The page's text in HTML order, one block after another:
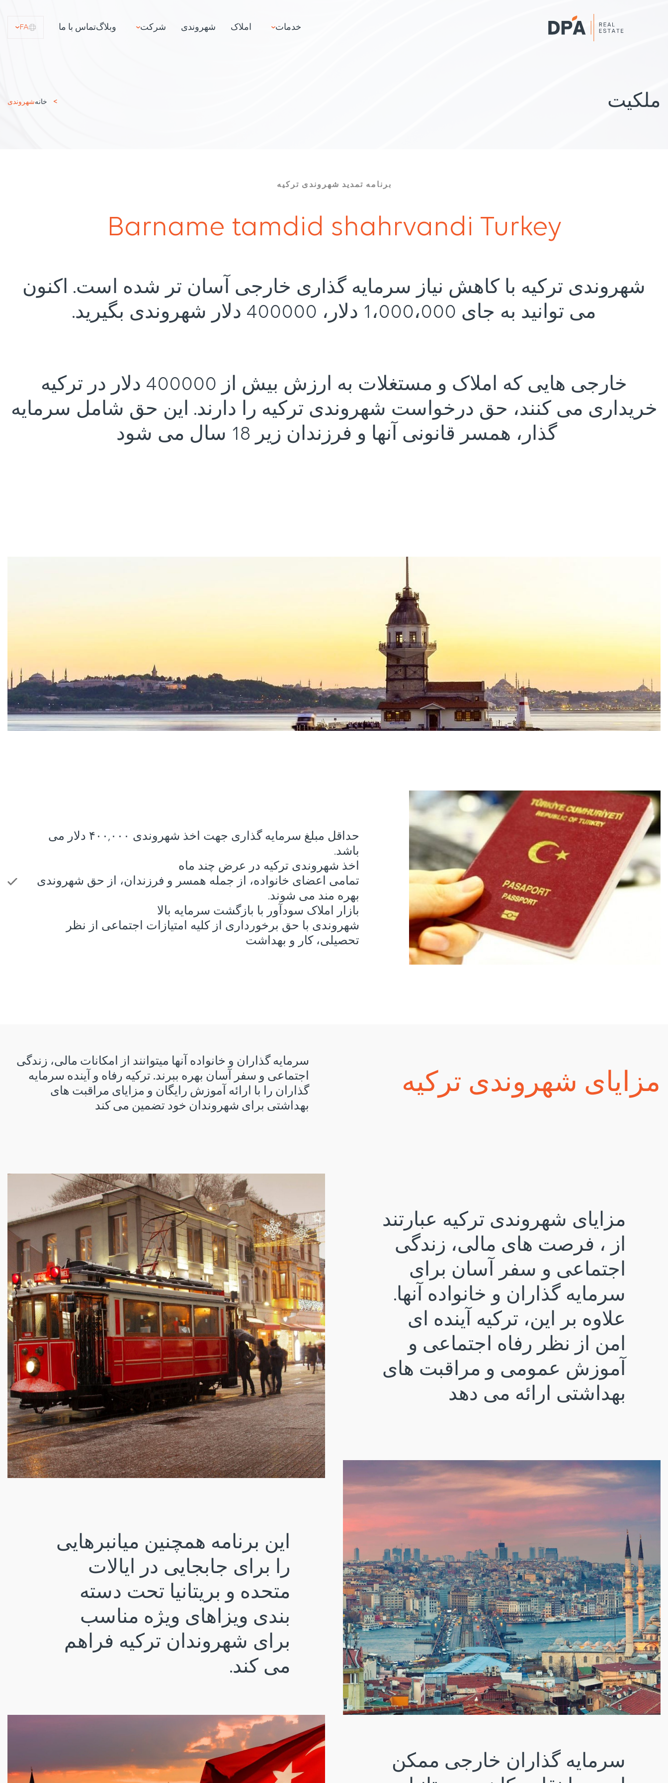
خدمات املاک شهروندی شرکت وبلاگتماس با ما FA
ملکیت خانهشهروندی
برنامه تمدید شهروندی ترکیه
Barname tamdid shahrvandi Turkey
شهروندی ترکیه با کاهش نیاز سرمایه گذاری خارجی آسان تر شده است. اکنون
می توانید به جای 1،000،000 دلار، 400000 دلار شهروندی بگیرید.
خارجی هایی که املاک و مستغلات به ارزش بیش از 400000 دلار در ترکیه
خریداری می کنند، حق درخواست شهروندی ترکیه را دارند. این حق شامل سرمایه
گذار، همسر قانونی آنها و فرزندان زیر 18 سال می شود
حداقل مبلغ سرمایه گذاری جهت اخذ شهروندی ۴۰۰,۰۰۰ دلار می
باشد.
اخذ شهروندی ترکیه در عرض چند ماه
تمامی اعضای خانواده، از جمله همسر و فرزندان، از حق شهروندی
بهره مند می شوند.
بازار املاک سودآور با بازگشت سرمایه بالا
شهروندی با حق برخورداری از کلیه امتیازات اجتماعی از نظر
تحصیلی، کار و بهداشت
مزایای شهروندی ترکیه
سرمایه گذاران و خانواده آنها میتوانند از امکانات مالی، زندگی
اجتماعی و سفر آسان بهره ببرند. ترکیه رفاه و آینده سرمایه
گذاران را با ارائه آموزش رایگان و مزایای مراقبت های
بهداشتی برای شهروندان خود تضمین می کند
مزایای شهروندی ترکیه عبارتند
از ، فرصت های مالی، زندگی
اجتماعی و سفر آسان برای
سرمایه گذاران و خانواده آنها.
علاوه بر این، ترکیه آینده ای
امن از نظر رفاه اجتماعی و
آموزش عمومی و مراقبت های
بهداشتی ارائه می دهد
این برنامه همچنین میانبرهایی
را برای جابجایی در ایالات
متحده و بریتانیا تحت دسته
بندی ویزاهای ویژه مناسب
برای شهروندان ترکیه فراهم
می کند.
سرمایه گذاران خارجی ممکن